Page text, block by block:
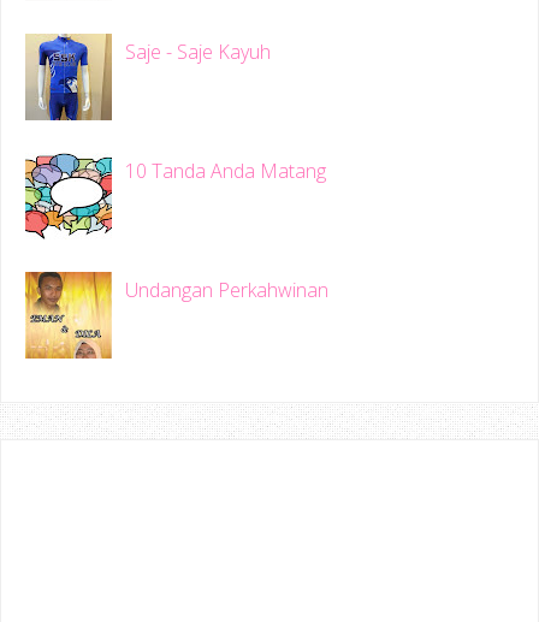
Saje - Saje Kayuh
10 Tanda Anda Matang
Undangan Perkahwinan